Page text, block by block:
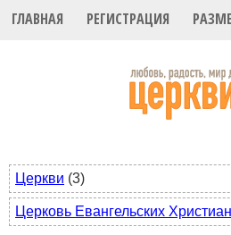
ГЛАВНАЯ РЕГИСТРАЦИЯ
Церкви (3)
Церковь Евангельских